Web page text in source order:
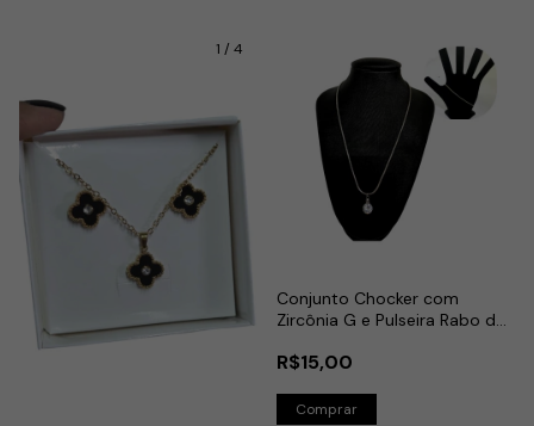
1 / 4
Conjunto Chocker com
Zircônia G e Pulseira Rabo de
R$15,00